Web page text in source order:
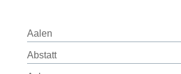
Aalen
Abstatt